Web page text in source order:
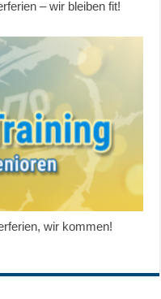
– wir bleiben fit!
wir kommen!